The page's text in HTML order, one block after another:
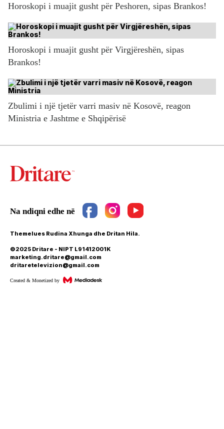
Horoskopi i muajit gusht për Peshoren, sipas Brankos!
Horoskopi i muajit gusht për Virgjëreshën, sipas
Brankos!
Zbulimi i një tjetër varri masiv në Kosovë, reagon
Ministria e Jashtme e Shqipërisë
Themelues Rudina Xhunga dhe Dritan Hila.
©2025 Dritare - NIPT L91412001K
marketing.dritare@gmail.com
dritaretelevizion@gmail.com
Created & Monetized by